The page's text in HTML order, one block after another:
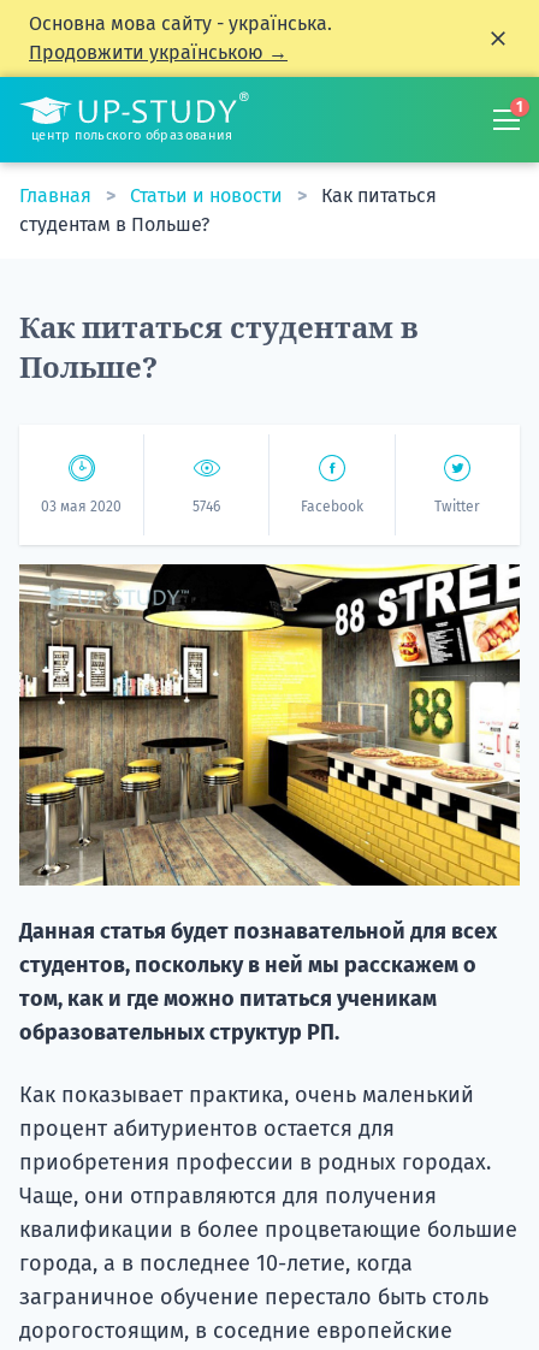
Основна мова сайту - українська.
Продовжити українською →
центр польского образования
1
Главная Статьи и новости
Как питаться
студентам в Польше?
Как питаться студентам в
Польше?
03 мая 2020 5746 Facebook Twitter
Данная статья будет познавательной для всех
студентов, поскольку в ней мы расскажем о
том, как и где можно питаться ученикам
образовательных структур РП.
Как показывает практика, очень маленький
процент абитуриентов остается для
приобретения профессии в родных городах.
Чаще, они отправляются для получения
квалификации в более процветающие большие
города, а в последнее 10-летие, когда
заграничное обучение перестало быть столь
дорогостоящим, в соседние европейские
20.09
НАБОР